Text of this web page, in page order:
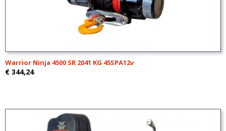
Warrior Ninja 4500 SR 2041 KG 45SPA12v
€ 344,24